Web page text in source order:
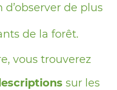
d’observer de plus
de la forêt.
vous trouverez
sur les